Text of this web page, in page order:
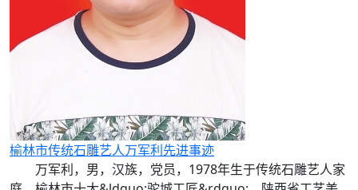
榆林市传统石雕艺人万军利先进事迹
万军利，男，汉族，党员，1978年生于传统石雕艺人家